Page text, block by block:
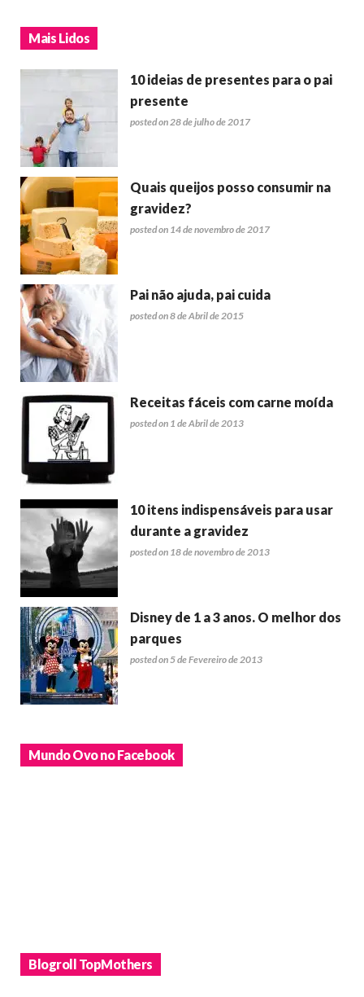
Mais Lidos
10 ideias de presentes para o pai
presente
posted on 28 de julho de 2017
Quais queijos posso consumir na
gravidez?
posted on 14 de novembro de 2017
Pai não ajuda, pai cuida
posted on 8 de Abril de 2015
Receitas fáceis com carne moída
posted on 1 de Abril de 2013
10 itens indispensáveis para usar
durante a gravidez
posted on 18 de novembro de 2013
Disney de 1 a 3 anos. O melhor dos
parques
posted on 5 de Fevereiro de 2013
Mundo Ovo no Facebook
Blogroll TopMothers